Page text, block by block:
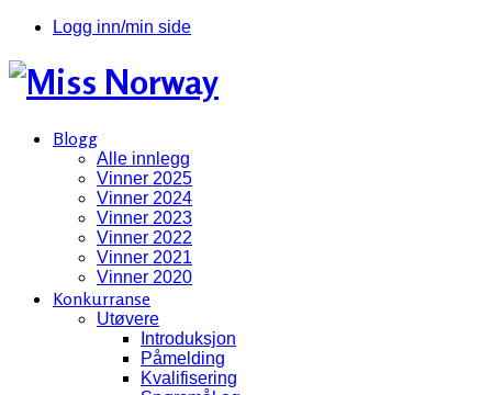
Logg inn/min side
Blogg
Alle innlegg
Vinner 2025
Vinner 2024
Vinner 2023
Vinner 2022
Vinner 2021
Vinner 2020
Konkurranse
Utøvere
Introduksjon
Påmelding
Kvalifisering